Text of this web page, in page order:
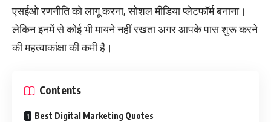
एसईओ रणनीति को लागू करना, सोशल मीडिया प्लेटफॉर्म बनाना।
लेकिन इनमें से कोई भी मायने नहीं रखता अगर आपके पास शुरू करने
की महत्वाकांक्षा की कमी है।
Contents
Best Digital Marketing Quotes